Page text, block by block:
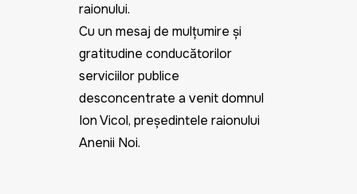
raionului.
Cu un mesaj de mulțumire și
gratitudine conducătorilor
serviciilor publice
desconcentrate a venit domnul
Ion Vicol, președintele raionului
Anenii Noi.